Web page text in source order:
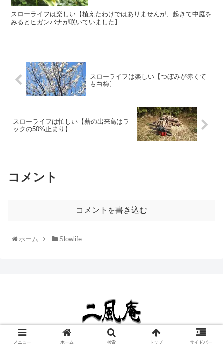
スローライフは楽しい【植えたわけではありませんが、起きて中庭を
みるとヒガンバナが咲いていました】
スローライフは楽しい【つぼみが赤くて
も白梅】
スローライフは忙しい【薪の出来高はラ
ックの50%止まり】
コメント
コメントを書き込む
ホーム Slowlife
Copyright © 2020 二風庵 All Rights Reserved.
メニュー ホーム 検索 トップ サイドバー